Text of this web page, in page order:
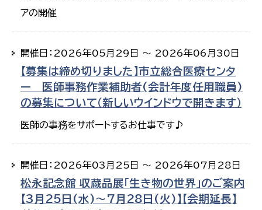
アの開催
開催日：2026年05月29日 ～ 2026年06月30日
【募集は締め切りました】市立総合医療センタ
ー 医師事務作業補助者(会計年度任用職員)
の募集について（新しいウインドウで開きます）
医師の事務をサポートするお仕事です♪
開催日：2026年03月25日 ～ 2026年07月28日
松永記念館 収蔵品展「生き物の世界」のご案内
【3月25日(水)～7月28日(火)】【会期延長】